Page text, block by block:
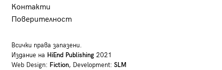
Контакти
Поверителност
Всички права запазени.
Издание на HiEnd Publishing2021
Web Design: Fiction, Development: SLM